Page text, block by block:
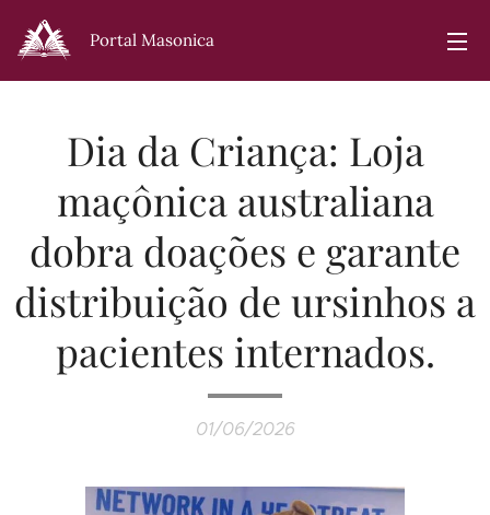
Portal Masonica
Dia da Criança: Loja
maçônica australiana
dobra doações e garante
distribuição de ursinhos a
pacientes internados.
01/06/2026